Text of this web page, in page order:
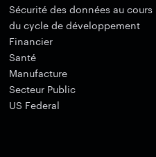
Sécurité des données au cours
du cycle de développement
Financier
Santé
Manufacture
Secteur Public
US Federal